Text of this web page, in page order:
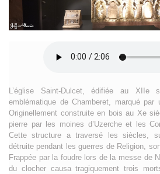
L’église Saint-Dulcet, édifiée au XIIe
emblématique de Chamberet, marqué par
Originellement construite en bois au Xe
pierre par les moines d’Uzerche et les
Cette structure a traversé les siècles,
détruite pendant les guerres de Religion,
Frappée par la foudre lors de la messe de
du clocher causa tragiquement trois